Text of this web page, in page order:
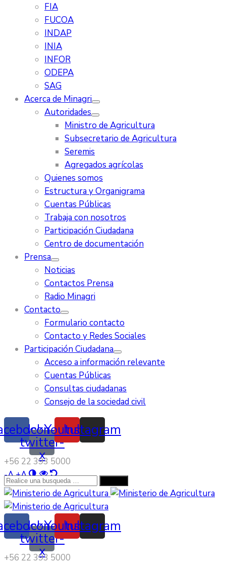
FIA
FUCOA
INDAP
INIA
INFOR
ODEPA
SAG
Acerca de Minagri
Autoridades
Ministro de Agricultura
Subsecretario de Agricultura
Seremis
Agregados agrícolas
Quienes somos
Estructura y Organigrama
Cuentas Públicas
Trabaja con nosotros
Participación Ciudadana
Centro de documentación
Prensa
Noticias
Contactos Prensa
Radio Minagri
Contacto
Formulario contacto
Contacto y Redes Sociales
Participación Ciudadana
Acceso a información relevante
Cuentas Públicas
Consultas ciudadanas
Consejo de la sociedad civil
Icon-
twitter-
x
Youtube
Instagram
‭+56 22 393 5000‬
-A+A
Icon-
twitter-
x
Youtube
Instagram
‭+56 22 393 5000‬